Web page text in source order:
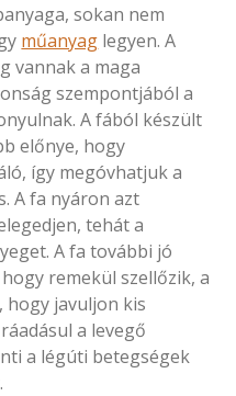
sokan nem
műanyag legyen. A
vannak a maga
szempontjából a
A fából készült
előnye, hogy
így megóvhatjuk a
A fa nyáron azt
tehát a
A fa további jó
remekül szellőzik, a
hogy javuljon kis
a levegő
a légúti betegségek